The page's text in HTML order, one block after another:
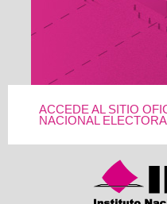
ACCEDE AL SITIO
NACIONAL